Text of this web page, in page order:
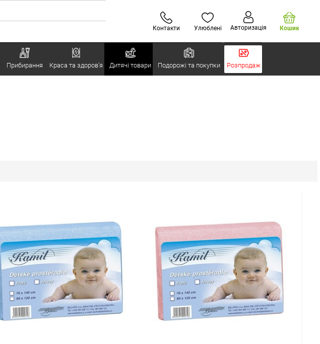
Контакти Улюблені Авторизація Кошик
Прибирання Краса та здоров’я Дитячі товари Подорожі та покупки Розпродаж